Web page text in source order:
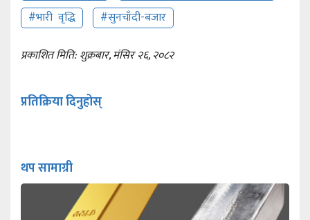
#भारी वृद्धि
#सुनचाँदी-बजार
प्रकाशित मिति: शुक्रबार, मंसिर २६, २०८२
प्रतिक्रिया दिनुहोस्
थप सामाग्री